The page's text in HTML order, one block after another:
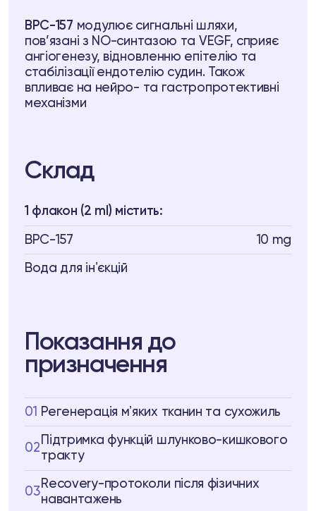
BPC-157 модулює сигнальні шляхи,
пов’язані з NO-синтазою та VEGF, сприяє
ангіогенезу, відновленню епітелію та
стабілізації ендотелію судин. Також
впливає на нейро- та гастропротективні
механізми
Склад
1 флакон (2 ml) містить:
BPC-157 10 mg
Вода для інʼєкцій
Показання до
призначення
01 Регенерація мʼяких тканин та сухожиль
02
Підтримка функцій шлунково-кишкового
тракту
03
Recovery-протоколи після фізичних
навантажень